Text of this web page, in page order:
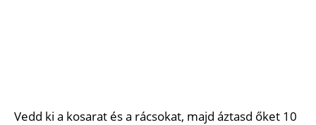
Vedd ki a kosarat és a rácsokat, majd áztasd őket 10